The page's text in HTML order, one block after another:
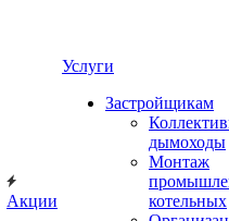
Акции
Услуги
Застройщикам
дымоходы
Монтаж
котельных